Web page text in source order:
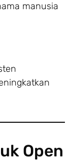
manusia
Open